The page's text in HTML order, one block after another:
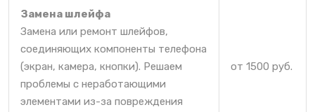
Замена шлейфа
Замена или ремонт шлейфов,
соединяющих компоненты телефона
(экран, камера, кнопки). Решаем
проблемы с неработающими
элементами из-за повреждения
от 1500 руб.